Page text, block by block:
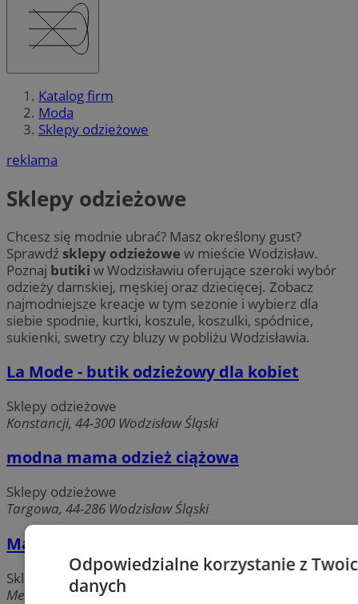
Katalog firm
Moda
Sklepy odzieżowe
reklama
Sklepy odzieżowe
Chcesz się modnie ubrać? Masz określony gust?
Sprawdź sklepy odzieżowew mieście Wodzisław.
Poznaj butiki w Wodzisławiu oferujące szeroki wybór
odzieży damskiej, męskiej oraz dziecięcej. Zobacz
najmodniejsze kreacje w tym sezonie i wybierz dla
siebie spodnie, kurtki, koszule, koszulki, spódnice,
sukienki, swetry czy bluzy w pobliżu Wodzisławia.
La Mode - butik odzieżowy dla kobiet
Sklepy odzieżowe
Konstancji, 44-300 Wodzisław Śląski
modna mama odzież ciążowa
Sklepy odzieżowe
Targowa, 44-286 Wodzisław Śląski
Marlene. Salon mody damskiej
Sklepy odzieżowe
Mendego, 44-300 Wodzisław Śląski
Odpowiedzialne korzystanie z
danych